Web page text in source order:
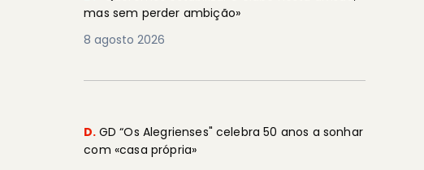
mas sem perder ambição»
8 agosto 2026
D. GD “Os Alegrienses" celebra 50 anos a sonhar
com «casa própria»